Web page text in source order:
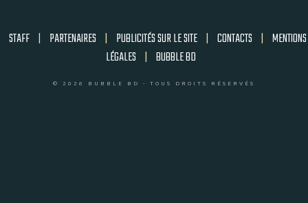
STAFF | PARTENAIRES | PUBLICITÉS SUR LE SITE | CONTACTS | MENTIONS
LÉGALES | BUBBLE BD
© 2026 BUBBLE BD - TOUS DROITS RÉSERVÉS